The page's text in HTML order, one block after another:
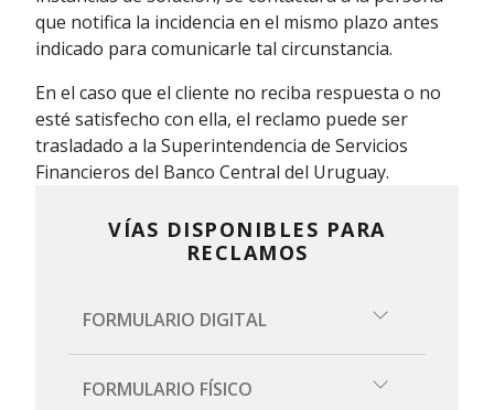
que notifica la incidencia en el mismo plazo antes
indicado para comunicarle tal circunstancia.
En el caso que el cliente no reciba respuesta o no
esté satisfecho con ella, el reclamo puede ser
trasladado a la Superintendencia de Servicios
Financieros del Banco Central del Uruguay.
VÍAS DISPONIBLES PARA
RECLAMOS
FORMULARIO DIGITAL
Completar formulario
FORMULARIO FÍSICO